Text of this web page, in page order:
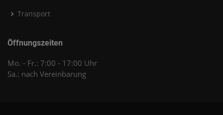
Transport
Öffnungszeiten
Mo. - Fr.: 7:00 - 17:00 Uhr
Sa.: nach Vereinbarung